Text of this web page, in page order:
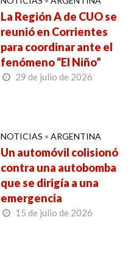
La Región A de CUO se
reunió en Corrientes
para coordinar ante el
fenómeno “El Niño”
29 de julio de 2026
NOTICIAS • ARGENTINA
Un automóvil colisionó
contra una autobomba
que se dirigía a una
emergencia
15 de julio de 2026